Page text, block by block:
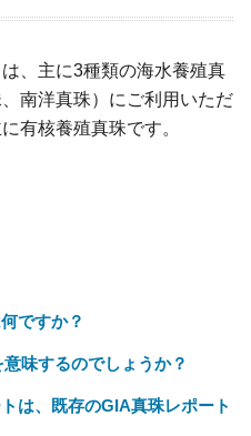
、主に3種類の海水養殖真
南洋真珠）にご利用いただ
有核養殖真珠です。
ですか？
味するのでしょうか？
は、既存のGIA真珠レポート